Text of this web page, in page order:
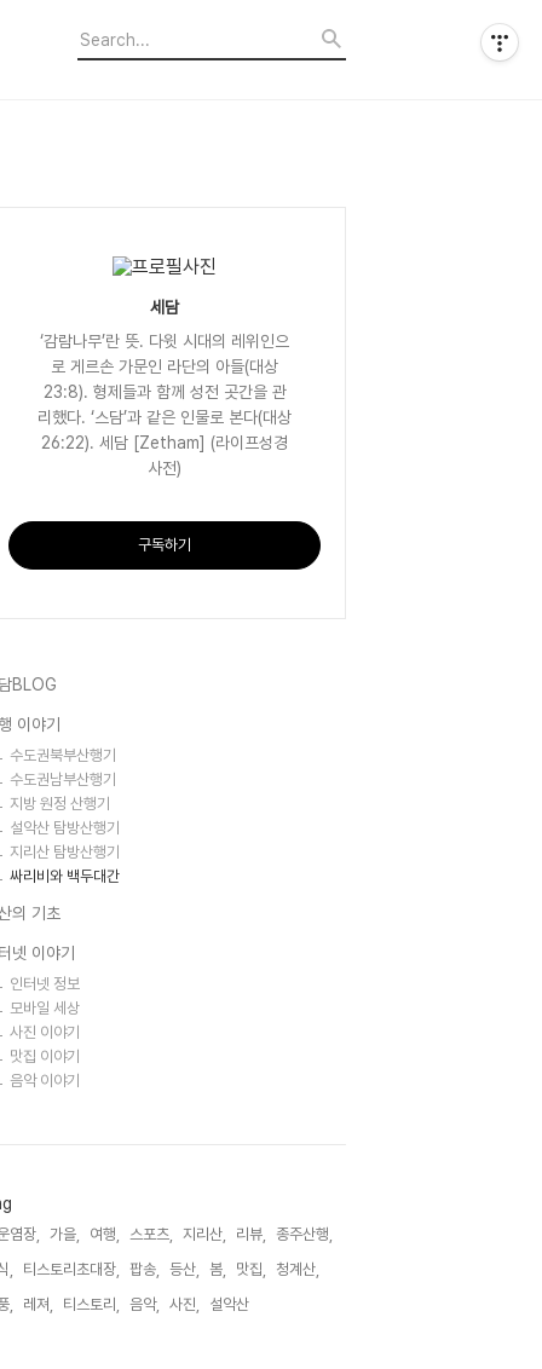
세담
‘감람나무’란 뜻. 다윗 시대의 레위인으
로 게르손 가문인 라단의 아들(대상
23:8). 형제들과 함께 성전 곳간을 관
리했다. ‘스담’과 같은 인물로 본다(대상
26:22). 세담 [Zetham] (라이프성경
사전)
구독하기
BLOG
이야기
수도권북부산행기
수도권남부산행기
지방 원정 산행기
설악산 탐방산행기
지리산 탐방산행기
싸리비와 백두대간
의 기초
넷 이야기
인터넷 정보
모바일 세상
사진 이야기
맛집 이야기
음악 이야기
염장, 가을, 여행, 스포츠, 지리산, 리뷰,
종주산행,
,
티스토리초대장, 팝송, 등산, 봄, 맛집,
청계산,
,
레져, 티스토리, 음악, 사진, 설악산,